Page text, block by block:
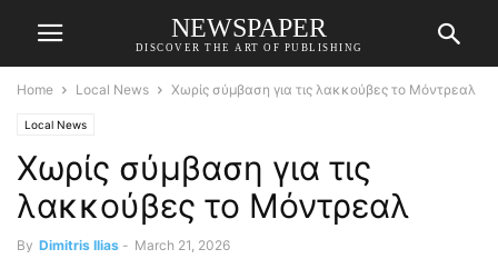
NEWSPAPER
DISCOVER THE ART OF PUBLISHING
Home Local News Χωρίς σύμβαση για τις λακκούβες το Μόντρεαλ
Local News
Χωρίς σύμβαση για τις
λακκούβες το Μόντρεαλ
By Dimitris Ilias - March 21, 2026